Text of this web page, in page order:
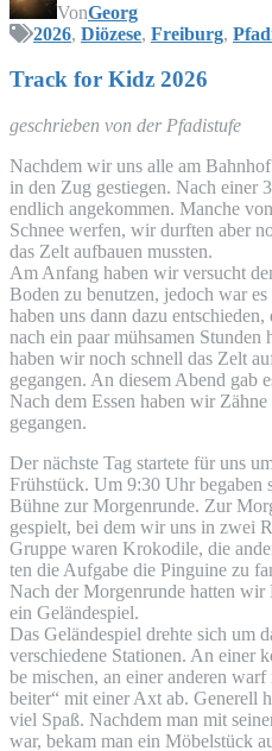
VonGeorg
2026, Diözese, Freiburg,
Track for Kidz 2026
geschrie­ben von der Pfadistufe
Nach­dem wir uns alle am
in den Zug gestie­gen. Nach einer
end­lich ange­kom­men. Man­che
Schnee wer­fen, wir durf­ten aber
das Zelt auf­bau­en mussten.
Am Anfang haben wir ver­sucht
Boden zu benut­zen, jedoch war
haben uns dann dazu
nach ein paar müh­sa­men Stun­den
haben wir noch schnell das Zelt
gegan­gen. An die­sem Abend gab
Nach dem Essen haben wir
gegangen.
Der nächs­te Tag star­te­te für uns
Früh­stück. Um 9:30 Uhr bega­ben
Büh­ne zur Mor­gen­run­de. Zur
gespielt, bei dem wir uns in zwei
Grup­pe waren Kro­ko­di­le, die
ten die Auf­ga­be die Pin­gui­ne zu
Nach der Mor­gen­run­de hat­ten
ein Geländespiel.
Das Gelän­de­spiel dreh­te sich um
ver­schie­de­ne Sta­tio­nen. An einer
be mischen, an einer ande­ren
bei­ter“ mit einer Axt ab. Gene­rell
viel Spaß. Nach­dem man mit
war, bekam man ein Möbel­stück